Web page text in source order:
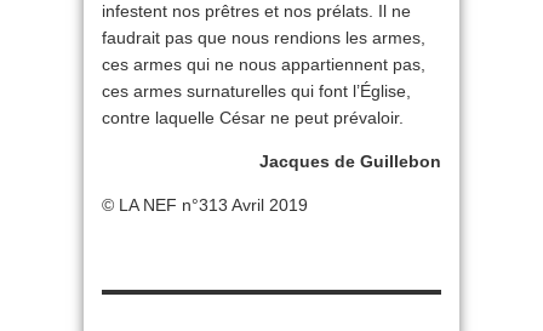
infestent nos prêtres et nos prélats. Il ne
faudrait pas que nous rendions les armes,
ces armes qui ne nous appartiennent pas,
ces armes surnaturelles qui font l’Église,
contre laquelle César ne peut prévaloir.
Jacques de Guillebon
© LA NEF n°313 Avril 2019